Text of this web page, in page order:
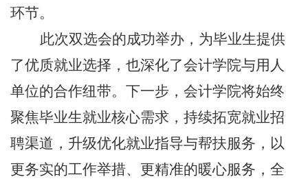
环节。
此次双选会的成功举办，为毕业生提供
了优质就业选择，也深化了会计学院与用人
单位的合作纽带。下一步，会计学院将始终
聚焦毕业生就业核心需求，持续拓宽就业招
聘渠道，升级优化就业指导与帮扶服务，以
更务实的工作举措、更精准的暖心服务，全